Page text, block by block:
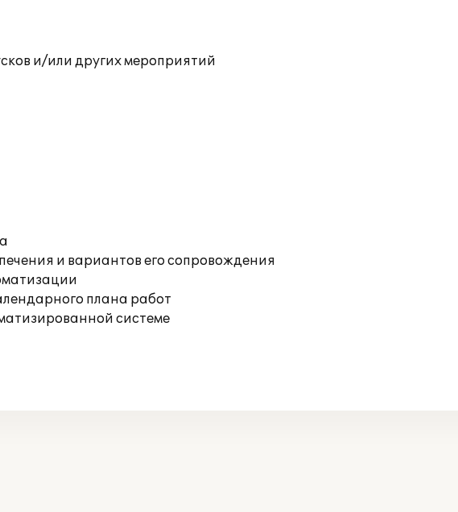
и/или других мероприятий
и вариантов его сопровождения
плана работ
системе